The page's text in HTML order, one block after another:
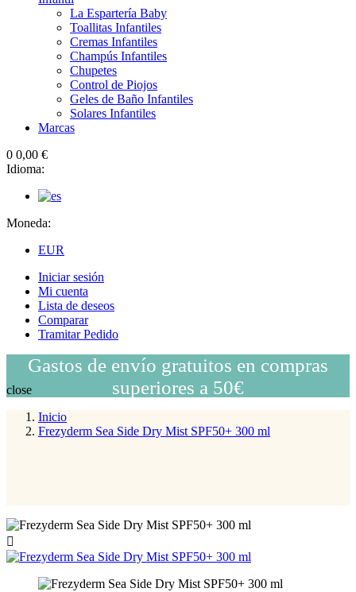
La Espartería Baby
Toallitas Infantiles
Cremas Infantiles
Champús Infantiles
Chupetes
Control de Piojos
Geles de Baño Infantiles
Solares Infantiles
Marcas
0 0,00 €
Idioma:
Moneda:
EUR
Iniciar sesión
Mi cuenta
Lista de deseos
Comparar
Tramitar Pedido
Gastos de envío gratuitos en compras
superiores a 50€
close
Inicio
Frezyderm Sea Side Dry Mist SPF50+ 300 ml
